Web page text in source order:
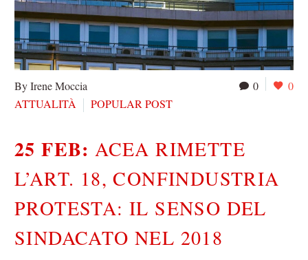
0 0
By Irene Moccia
ATTUALITÀ
POPULAR POST
25 FEB:ACEA RIMETTE
L’ART. 18, CONFINDUSTRIA
PROTESTA: IL SENSO DEL
SINDACATO NEL 2018